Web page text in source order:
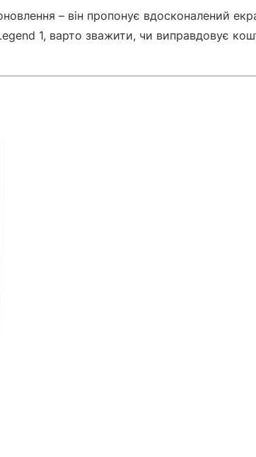
– він пропонує вдосконалений
1, варто зважити, чи виправдовує